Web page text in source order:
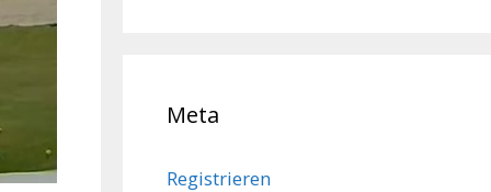
Meta
Registrieren